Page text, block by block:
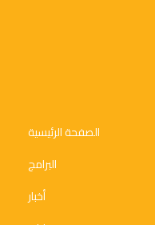
الصفحة الرئيسية
البرامج
أخبار